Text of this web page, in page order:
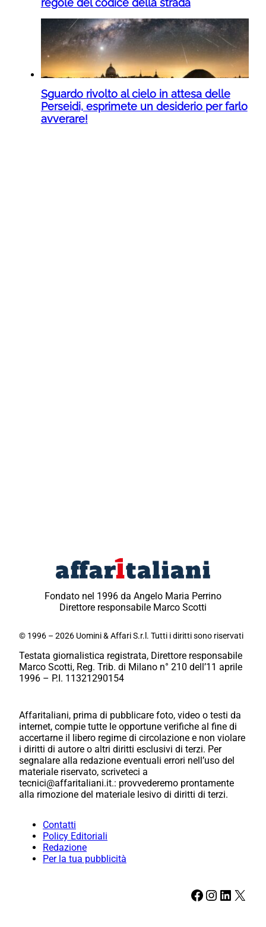
Sguardo rivolto al cielo in attesa delle
Perseidi, esprimete un desiderio per farlo
avverare!
Fondato nel 1996 da Angelo Maria Perrino
Direttore responsabile Marco Scotti
© 1996 – 2026 Uomini & Affari S.r.l. Tutti i diritti sono riservati
Testata giornalistica registrata, Direttore responsabile
Marco Scotti, Reg. Trib. di Milano n° 210 dell’11 aprile
1996 – P.I. 11321290154
Affaritaliani, prima di pubblicare foto, video o testi da
internet, compie tutte le opportune verifiche al fine di
accertarne il libero regime di circolazione e non violare
i diritti di autore o altri diritti esclusivi di terzi. Per
segnalare alla redazione eventuali errori nell’uso del
materiale riservato, scriveteci a
tecnici@affaritaliani.it.: provvederemo prontamente
alla rimozione del materiale lesivo di diritti di terzi.
Contatti
Policy Editoriali
Redazione
Per la tua pubblicità
Facebook Instagram LinkedIn X